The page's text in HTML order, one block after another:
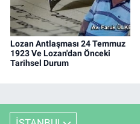
Lozan Antlaşması 24 Temmuz
1923 Ve Lozan'dan Önceki
Tarihsel Durum